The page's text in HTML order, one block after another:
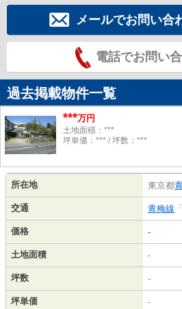
メールでお問い合
電話でお問い
過去掲載物件一覧
***万円
土地面積：***
坪単価：*** / 坪数：***
所在地 東京都
交通 青梅線 「
価格 -
土地面積 -
坪数 -
坪単価 -